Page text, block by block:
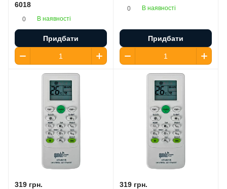
6018
0 В наявності
Придбати
0 В наявності
Придбати
319 грн.
319 грн.